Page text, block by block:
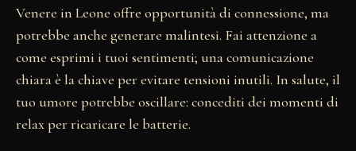
Venere in Leone offre opportunità di connessione, ma
potrebbe anche generare malintesi. Fai attenzione a
come esprimi i tuoi sentimenti; una comunicazione
chiara è la chiave per evitare tensioni inutili. In salute, il
tuo umore potrebbe oscillare: concediti dei momenti di
relax per ricaricare le batterie.